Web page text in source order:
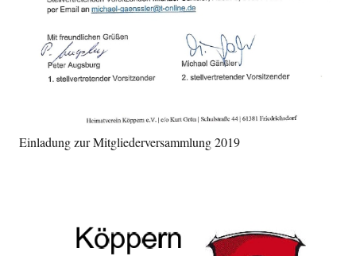
Einladung zur Mitgliederversammlung 2019